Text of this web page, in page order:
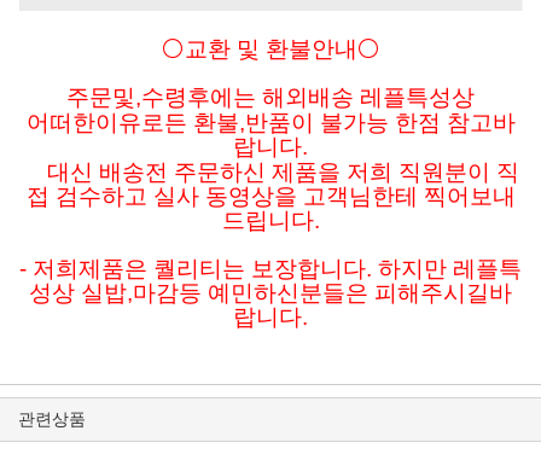
⚪교환 및 환불안내⚪
주문및,수령후에는 해외배송 레플특성상
어떠한이유로든 환불,반품이 불가능 한점 참고바
랍니다.
대신 배송전 주문하신 제품을 저희 직원분이 직
접 검수하고 실사 동영상을 고객님한테 찍어보내
드립니다.
- 저희제품은 퀄리티는 보장합니다. 하지만 레플특
성상 실밥,마감등 예민하신분들은 피해주시길바
랍니다.
관련상품